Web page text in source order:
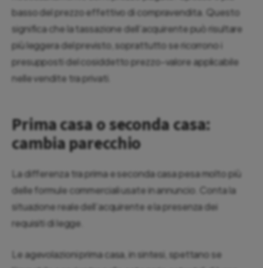
basso del prezzo effettivo di compravendita. Questo
significa che la tassazione dell’acquirente può risultare
più leggera del previsto, soprattutto se ricorrono i
presupposti del cosiddetto prezzo-valore applicabile
nelle vendite tra privati.
Prima casa o seconda casa:
cambia parecchio
La differenza tra prima e seconda casa pesa molto più
delle formule commerciali usate in annuncio. Conta la
situazione reale dell’acquirente e la presenza dei
requisiti di legge.
Le agevolazioni prima casa, in sintesi, spettano se